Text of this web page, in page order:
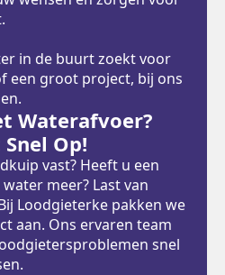
in de buurt zoekt voor
een groot project, bij ons
Waterafvoer?
Op!
vast? Heeft u een
meer? Last van
Loodgieterke pakken we
aan. Ons ervaren team
snel